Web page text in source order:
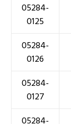
05284-
0125
05284-
0126
05284-
0127
05284-